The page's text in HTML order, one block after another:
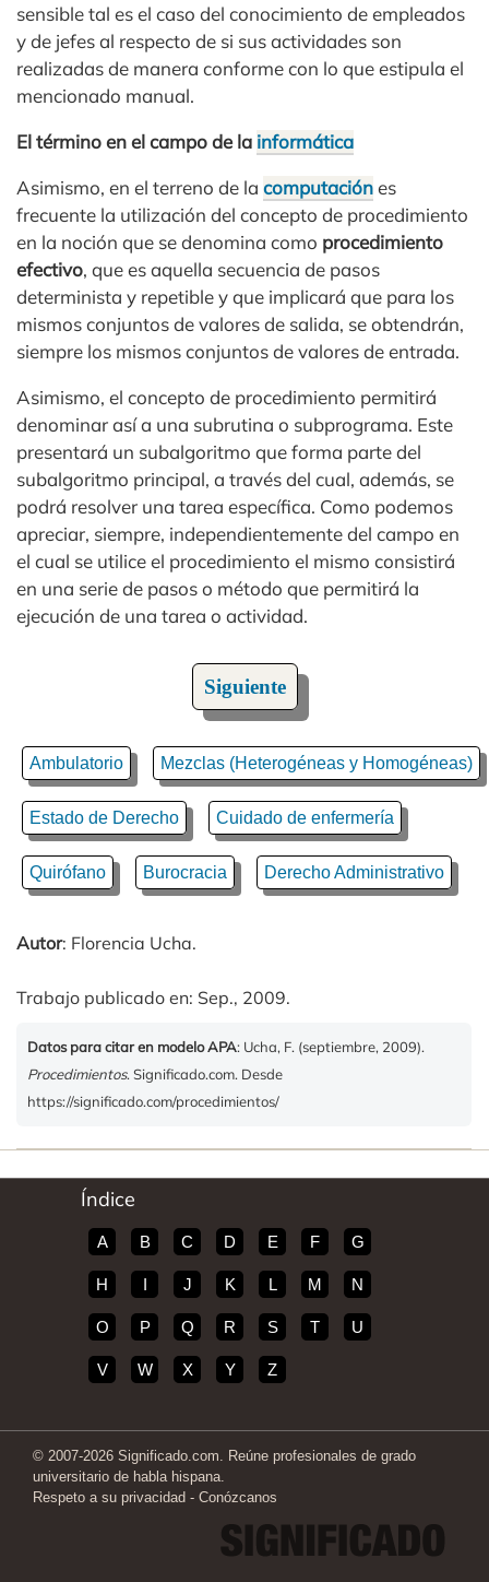
sensible tal es el caso del conocimiento de empleados
y de jefes al respecto de si sus actividades son
realizadas de manera conforme con lo que estipula el
mencionado manual.
El término en el campo de la informática
Asimismo, en el terreno de la computaciónes
frecuente la utilización del concepto de procedimiento
en la noción que se denomina como procedimiento
efectivo, que es aquella secuencia de pasos
determinista y repetible y que implicará que para los
mismos conjuntos de valores de salida, se obtendrán,
siempre los mismos conjuntos de valores de entrada.
Asimismo, el concepto de procedimiento permitirá
denominar así a una subrutina o subprograma. Este
presentará un subalgoritmo que forma parte del
subalgoritmo principal, a través del cual, además, se
podrá resolver una tarea específica. Como podemos
apreciar, siempre, independientemente del campo en
el cual se utilice el procedimiento el mismo consistirá
en una serie de pasos o método que permitirá la
ejecución de una tarea o actividad.
Siguiente
Ambulatorio Mezclas (Heterogéneas y Homogéneas)
Estado de Derecho Cuidado de enfermería
Quirófano Burocracia Derecho Administrativo
Autor: Florencia Ucha.
Trabajo publicado en: Sep., 2009.
Datos para citar en modelo APA: Ucha, F. (septiembre, 2009).
Procedimientos. Significado.com. Desde
https://significado.com/procedimientos/
Índice
A B C D E F G
H I J K L M N
O P Q R S T U
V W X Y Z
© 2007-2026 Significado.com. Reúne profesionales de grado
universitario de habla hispana.
Respeto a su privacidad - Conózcanos